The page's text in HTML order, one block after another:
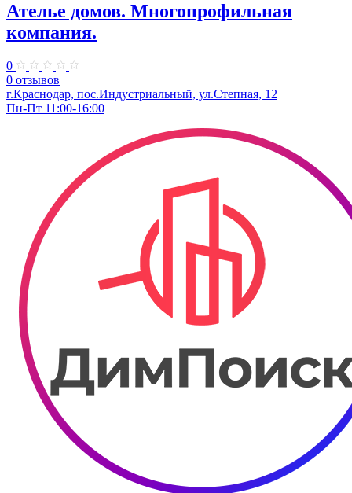
Ателье домов. Многопрофильная
компания.
0
0 отзывов
г.Краснодар, пос.Индустриальный, ул.Степная, 12
Пн-Пт 11:00-16:00